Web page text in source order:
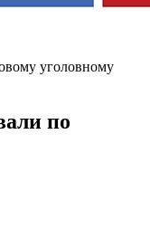
уголовному
по